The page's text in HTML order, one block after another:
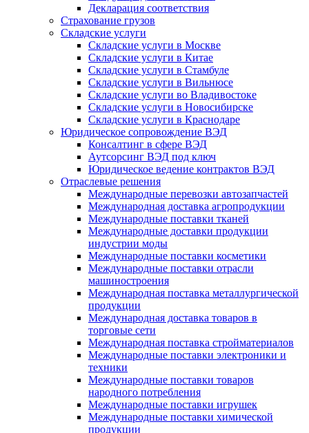
Декларация соответствия
Страхование грузов
Складские услуги
Складские услуги в Москве
Складские услуги в Китае
Складские услуги в Стамбуле
Складские услуги в Вильнюсе
Складские услуги во Владивостоке
Складские услуги в Новосибирске
Складские услуги в Краснодаре
Юридическое сопровождение ВЭД
Консалтинг в сфере ВЭД
Аутсорсинг ВЭД под ключ
Юридическое ведение контрактов ВЭД
Отраслевые решения
Международные перевозки автозапчастей
Международная доставка агропродукции
Международные поставки тканей
Международные доставки продукции
индустрии моды
Международные поставки косметики
Международные поставки отрасли
машиностроения
Международная поставка металлургической
продукции
Международная доставка товаров в
торговые сети
Международная поставка стройматериалов
Международные поставки электроники и
техники
Международные поставки товаров
народного потребления
Международные поставки игрушек
Международные поставки химической
продукции